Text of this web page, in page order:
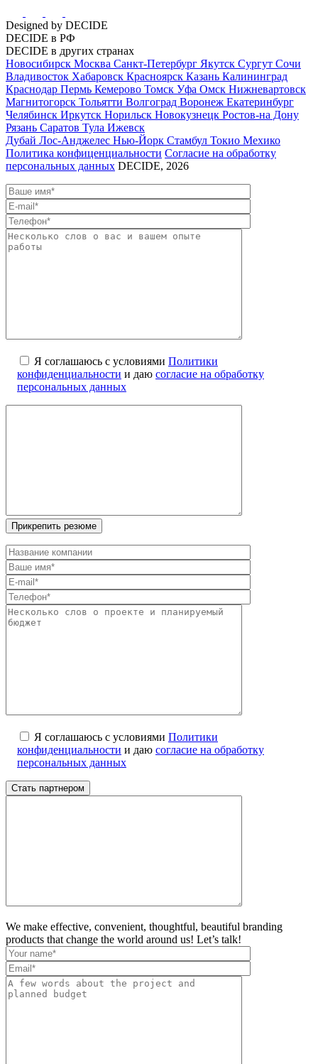
Designed by DECIDE
DECIDE в РФ
DECIDE в других странах
Новосибирск Москва Санкт-Петербург Якутск Сургут Сочи
Владивосток Хабаровск Красноярск Казань Калининград
Краснодар Пермь Кемерово Томск Уфа Омск Нижневартовск
Магнитогорск Тольятти Волгоград Воронеж Екатеринбург
Челябинск Иркутск Норильск Новокузнецк Ростов-на Дону
Рязань Саратов Тула Ижевск
Дубай Лос-Анджелес Нью-Йорк Стамбул Токио Мехико
Политика конфиценциальности Согласие на обработку
персональных данных DECIDE, 2026
Я соглашаюсь с условиями Политики
конфиденциальности и даю согласие на обработку
персональных данных
Я соглашаюсь с условиями Политики
конфиденциальности и даю согласие на обработку
персональных данных
We make effective, convenient, thoughtful, beautiful branding
products that change the world around us! Let’s talk!